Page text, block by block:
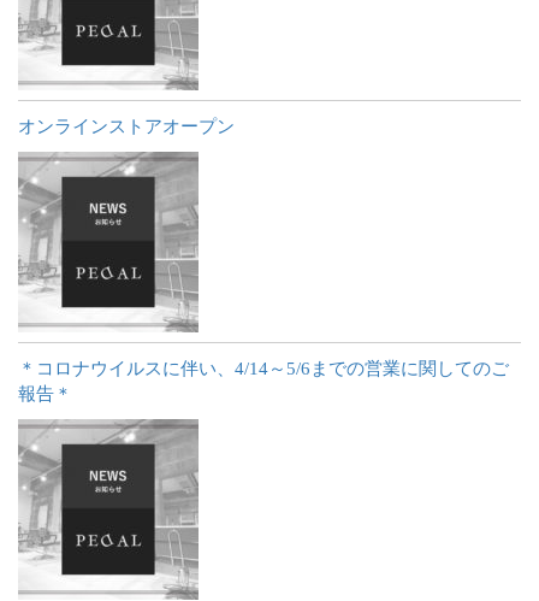
オンラインストアオープン
＊コロナウイルスに伴い、4/14～5/6までの営業に関してのご
報告＊